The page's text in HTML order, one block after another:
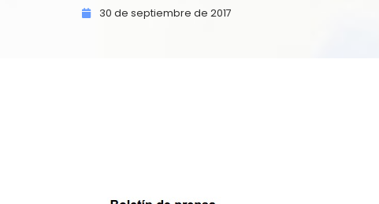
30 de septiembre de 2017